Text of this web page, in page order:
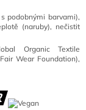
podobnými barvami),
(naruby), nečistit
Organic Textile
Wear Foundation),